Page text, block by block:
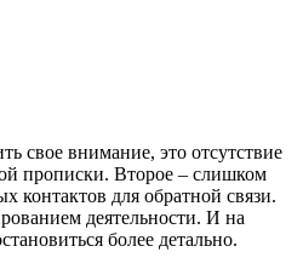
свое внимание, это отсутствие
прописки. Второе – слишком
контактов для обратной связи.
деятельности. И на
более детально.